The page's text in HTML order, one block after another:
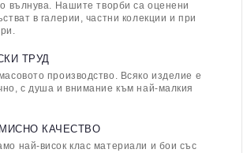
вълнува. Нашите творби са оценени
в галерии, частни колекции и при
ТРУД
производство. Всяко изделие е
с душа и внимание към най-малкия
КАЧЕСТВО
най-висок клас материали и бои със